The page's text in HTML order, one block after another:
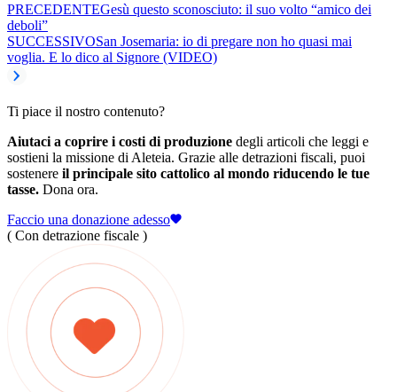
PRECEDENTEGesù questo sconosciuto: il suo volto “amico dei
deboli”
SUCCESSIVOSan Josemaria: io di pregare non ho quasi mai
voglia. E lo dico al Signore (VIDEO)
Ti piace il nostro contenuto?
Aiutaci a coprire i costi di produzione degli articoli che leggi e
sostieni la missione di Aleteia. Grazie alle detrazioni fiscali, puoi
sostenere il principale sito cattolico al mondo riducendo le tue
tasse. Dona ora.
Faccio una donazione adesso
( Con detrazione fiscale )